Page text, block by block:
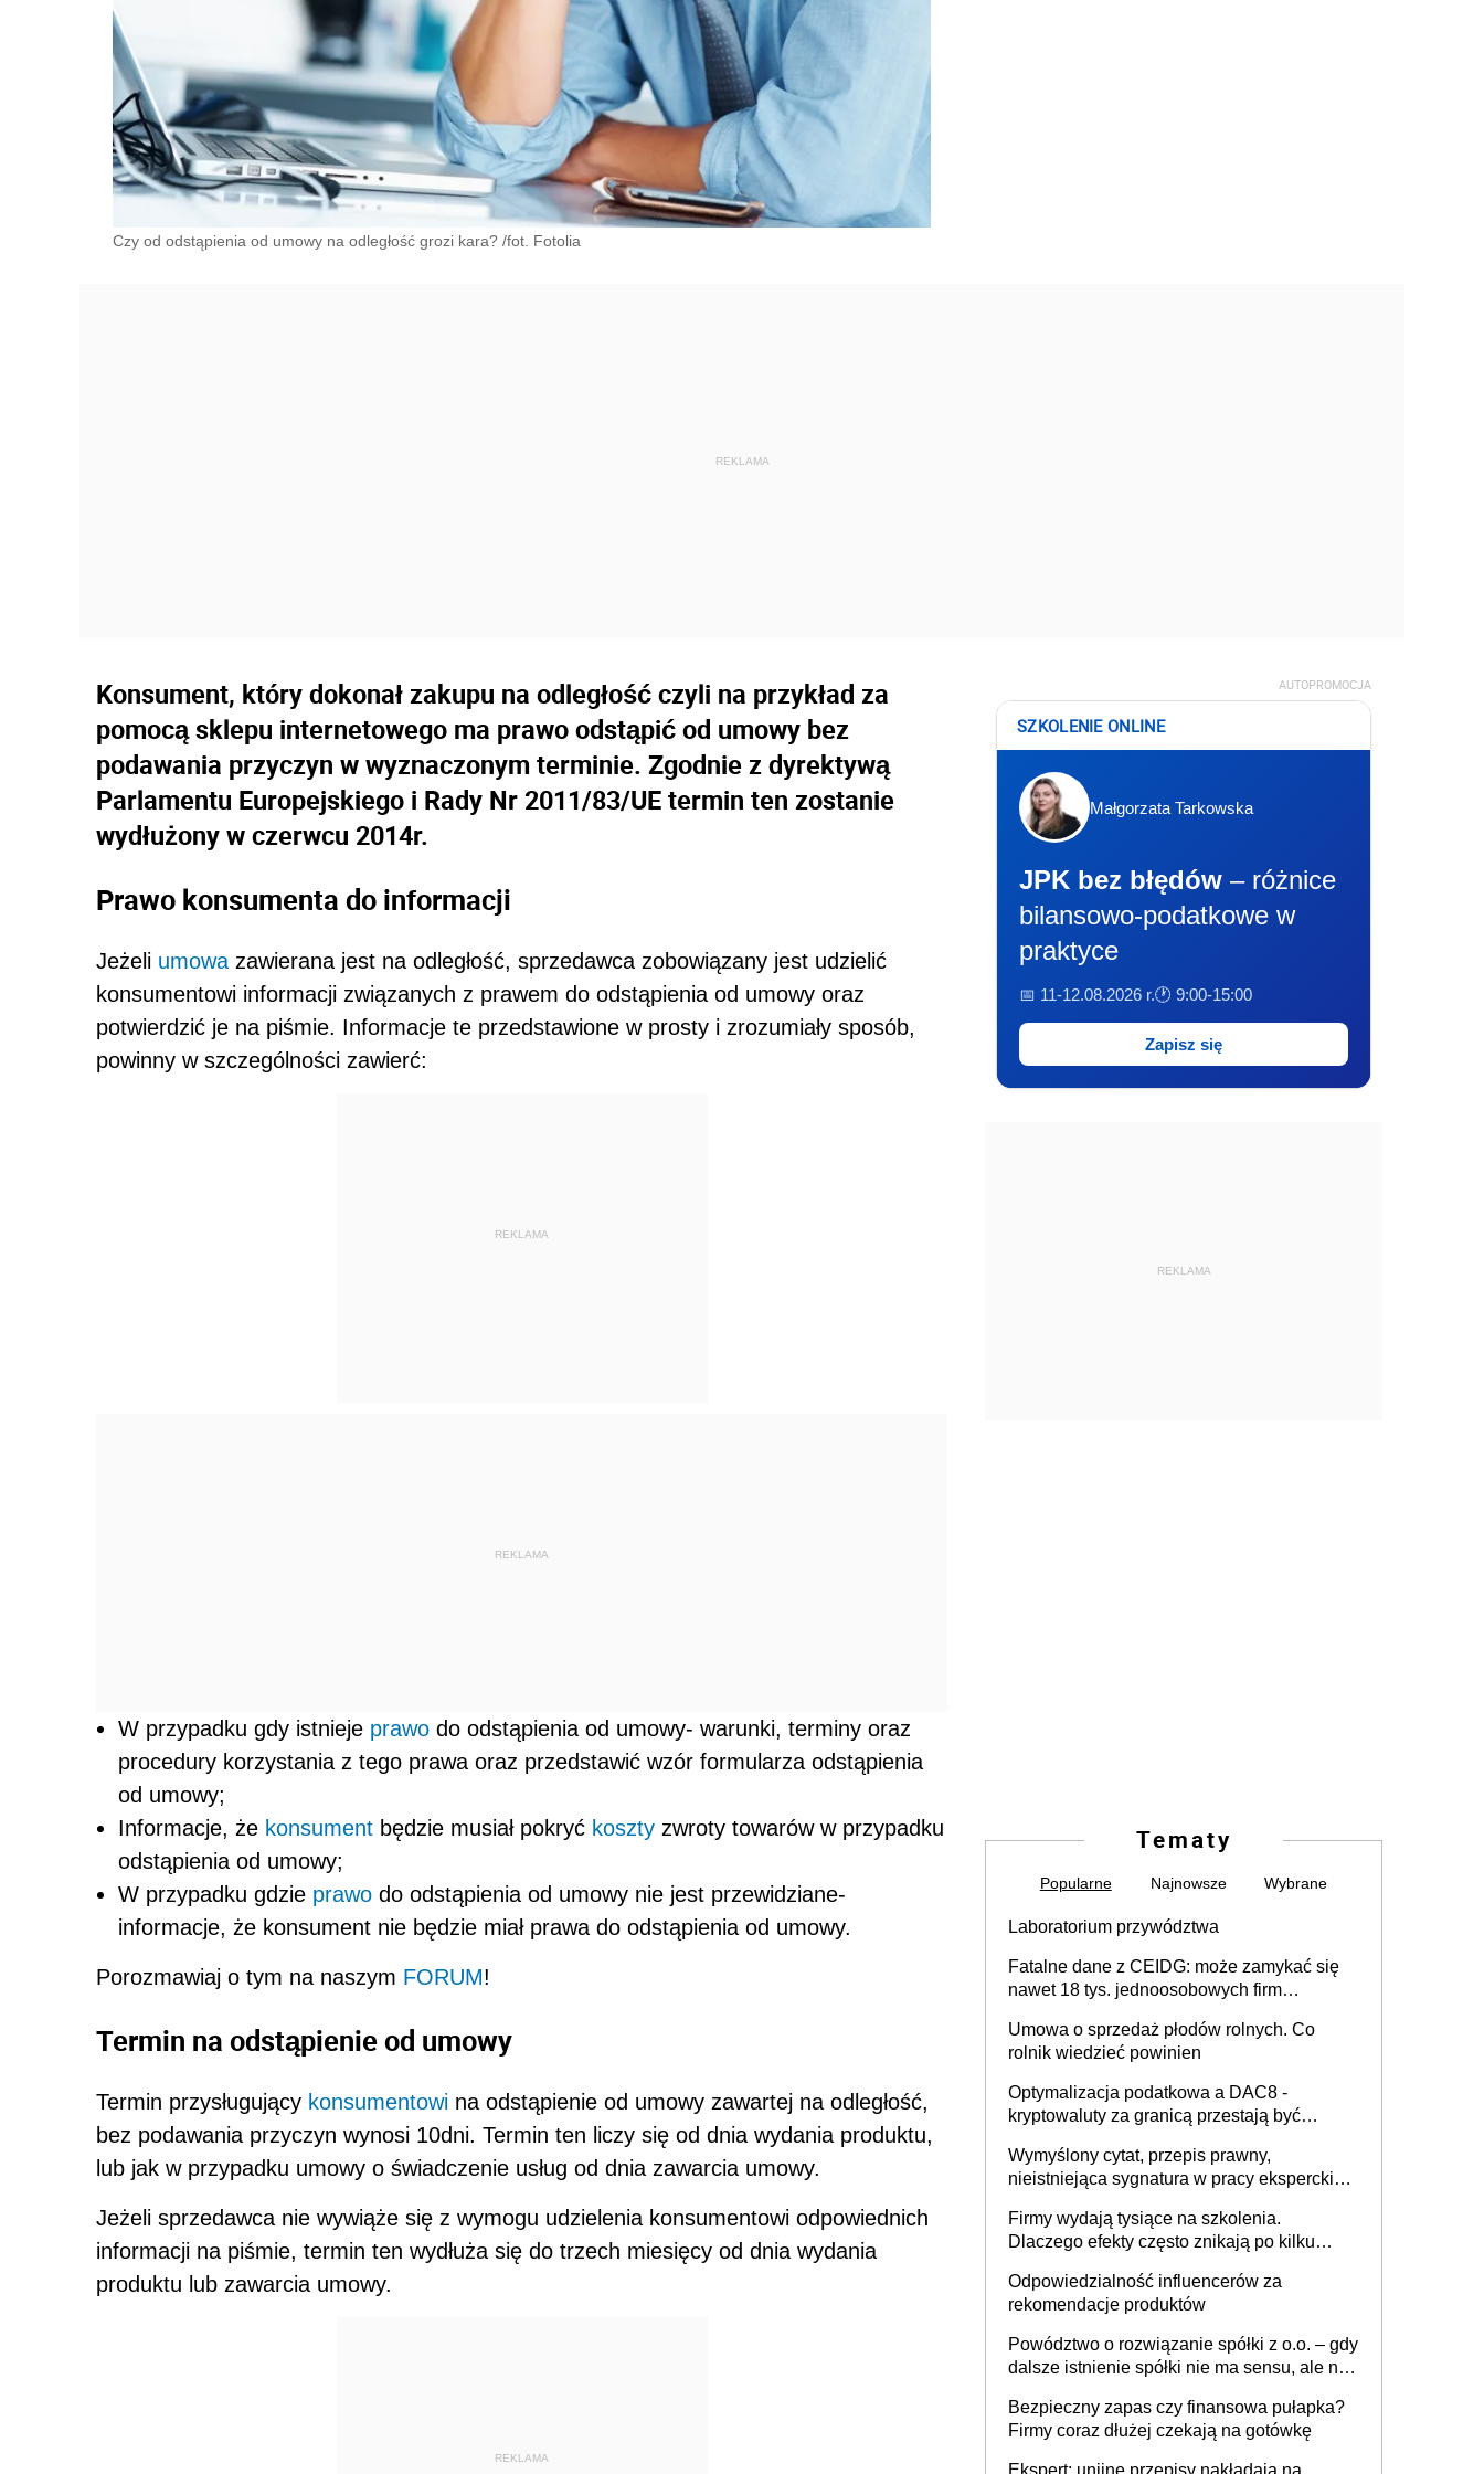
Czy od odstąpienia od umowy na odległość grozi kara? /fot. Fotolia
Konsument, który dokonał zakupu na odległość czyli na przykład za
pomocą sklepu internetowego ma prawo odstąpić od umowy bez
podawania przyczyn w wyznaczonym terminie. Zgodnie z dyrektywą
Parlamentu Europejskiego i Rady Nr 2011/83/UE termin ten zostanie
wydłużony w czerwcu 2014r.
Prawo konsumenta do informacji
Jeżeli umowa zawierana jest na odległość, sprzedawca zobowiązany jest udzielić
konsumentowi informacji związanych z prawem do odstąpienia od umowy oraz
potwierdzić je na piśmie. Informacje te przedstawione w prosty i zrozumiały sposób,
powinny w szczególności zawierć:
REKLAMA
REKLAMA
W przypadku gdy istnieje prawo do odstąpienia od umowy- warunki, terminy oraz
procedury korzystania z tego prawa oraz przedstawić wzór formularza odstąpienia
od umowy;
Informacje, że konsument będzie musiał pokryć koszty zwroty towarów w przypadku
odstąpienia od umowy;
W przypadku gdzie prawo do odstąpienia od umowy nie jest przewidziane-
informacje, że konsument nie będzie miał prawa do odstąpienia od umowy.
Porozmawiaj o tym na naszym FORUM!
Termin na odstąpienie od umowy
Termin przysługujący konsumentowi na odstąpienie od umowy zawartej na odległość,
bez podawania przyczyn wynosi 10dni. Termin ten liczy się od dnia wydania produktu,
lub jak w przypadku umowy o świadczenie usług od dnia zawarcia umowy.
Jeżeli sprzedawca nie wywiąże się z wymogu udzielenia konsumentowi odpowiednich
informacji na piśmie, termin ten wydłuża się do trzech miesięcy od dnia wydania
produktu lub zawarcia umowy.
REKLAMA
AUTOPROMOCJA
SZKOLENIE ONLINE
Małgorzata Tarkowska
JPK bez błędów – różnice
bilansowo-podatkowe w
praktyce
📅 11-12.08.2026 r.🕐 9:00-15:00
Zapisz się
REKLAMA
Tematy
Popularne Najnowsze Wybrane
Laboratorium przywództwa
Fatalne dane z CEIDG: może zamykać się
nawet 18 tys. jednoosobowych firm
Umowa o sprzedaż płodów rolnych. Co
rolnik wiedzieć powinien
Optymalizacja podatkowa a DAC8 -
kryptowaluty za granicą przestają być
Wymyślony cytat, przepis prawny,
nieistniejąca sygnatura w pracy eksperckiej -
firmie
Firmy wydają tysiące na szkolenia.
Dlaczego efekty często znikają po kilku
Odpowiedzialność influencerów za
rekomendacje produktów
Powództwo o rozwiązanie spółki z o.o. – gdy
dalsze istnienie spółki nie ma sensu, ale nie
Bezpieczny zapas czy finansowa pułapka?
Firmy coraz dłużej czekają na gotówkę